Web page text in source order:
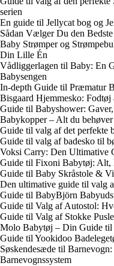
serien
En guide til Jellycat bog og
Sådan Vælger Du den
Baby Strømper og
Din Lille Én
Vådliggerlagen til Baby: En
Babysengen
In-depth Guide til Præmatur
Bisgaard Hjemmesko:
Guide til Babyshower:
Babykopper – Alt du
Guide til valg af det perfekte
Guide til valg af badesko til
Voksi Carry: Den Ultimative
Guide til Fixoni Babytøj: Alt,
Guide til Baby Skråstole &
Den ultimative guide til valg
Guide til BabyBjörn
Guide til Valg af Autostol:
Guide til Valg af Stokke
Molo Babytøj – Din Guide
Guide til Yookidoo
Søskendesæde til
Barnevognssystem